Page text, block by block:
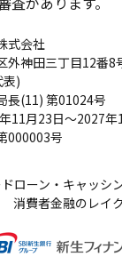
式会社
外神田三丁目12番8
)
長(11) 第01024号
11月23日～2027年
000003号
ローン・キャッシ
消費者金融のレイク